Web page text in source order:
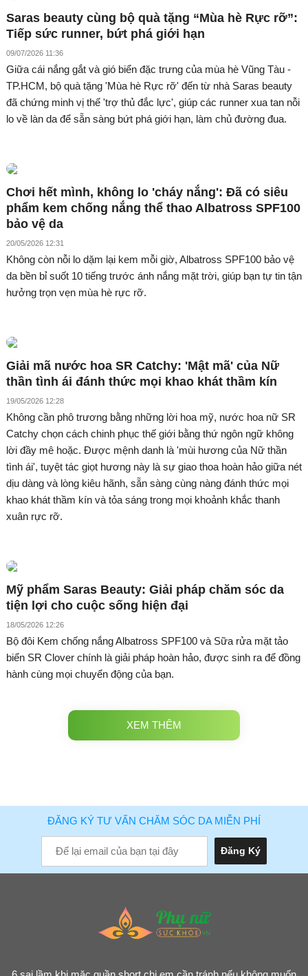
Saras beauty cùng bộ quà tặng “Mùa hè Rực rỡ”:
Tiếp sức runner, bứt phá giới hạn
09/07/2026 11:36
Giữa cái nắng gắt và gió biển đặc trưng của mùa hè Vũng Tàu -
TP.HCM, bộ quà tặng 'Mùa hè Rực rỡ' đến từ nhà Saras beauty
đã chứng minh vị thế 'trợ thủ đắc lực', giúp các runner xua tan nỗi
lo về làn da để sẵn sàng bứt phá giới hạn, làm chủ đường đua.
Chơi hết mình, không lo 'cháy nắng': Đã có siêu
phẩm kem chống nắng thể thao Albatross SPF100
bảo vệ da
20/05/2026 12:31
Không còn nỗi lo dặm lại kem mỗi giờ, Albatross SPF100 bảo vệ
da bền bỉ suốt 10 tiếng trước ánh nắng mặt trời, giúp bạn tự tin tận
hưởng trọn vẹn mùa hè rực rỡ.
Giải mã nước hoa SR Catchy: 'Mật mã' của Nữ
thần tình ái đánh thức mọi khao khát thầm kín
19/05/2026 12:28
Không cần phô trương bằng những lời hoa mỹ, nước hoa nữ SR
Catchy chọn cách chinh phục thế giới bằng thứ ngôn ngữ không
lời đầy mê hoặc. Được mệnh danh là 'mùi hương của Nữ thần
tình ái', tuyệt tác giọt hương này là sự giao thoa hoàn hảo giữa nét
dịu dàng và lòng kiêu hãnh, sẵn sàng cùng nàng đánh thức mọi
khao khát thầm kín và tỏa sáng trong mọi khoảnh khắc thanh
xuân rực rỡ.
Mỹ phẩm Saras Beauty: Giải pháp chăm sóc da
tiện lợi cho cuộc sống hiện đại
18/05/2026 12:26
Bộ đôi Kem chống nắng Albatross SPF100 và Sữa rửa mặt tảo
biển SR Clover chính là giải pháp hoàn hảo, được sinh ra để đồng
hành cùng mọi chuyển động của bạn.
XEM THÊM
ĐĂNG KÝ TƯ VẤN CHĂM SÓC DA MIỄN PHÍ